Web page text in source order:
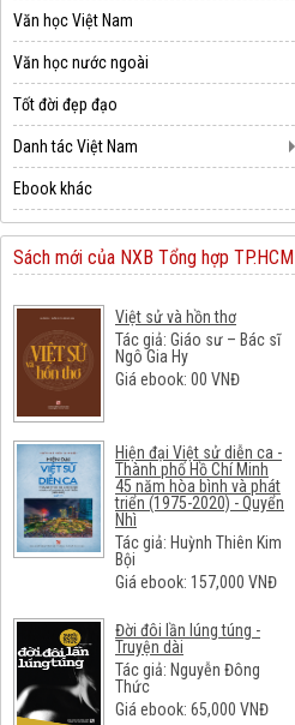
Văn học Việt Nam
Văn học nước ngoài
Tốt đời đẹp đạo
Danh tác Việt Nam
Ebook khác
Sách mới của NXB Tổng hợp TP.HCM
Việt sử và hồn thơ
Tác giả: Giáo sư – Bác sĩ
Ngô Gia Hy
Giá ebook: 00 VNĐ
Hiện đại Việt sử diễn ca -
Thành phố Hồ Chí Minh
45 năm hòa bình và phát
triển (1975-2020) - Quyển
Nhì
Tác giả: Huỳnh Thiên Kim
Bội
Giá ebook: 157,000 VNĐ
Đời đôi lần lúng túng -
Truyện dài
Tác giả: Nguyễn Đông
Thức
Giá ebook: 65,000 VNĐ